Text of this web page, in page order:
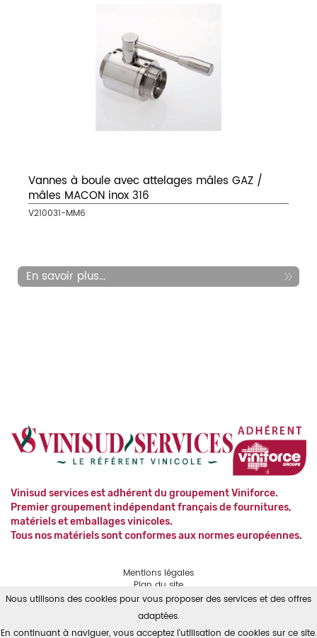
Nous utilisons des cookies pour vous proposer des services et des offres
adaptées.
En continuant à naviguer, vous acceptez l'utilisation de cookies sur ce site.
Vannes à boule avec attelages mâles GAZ /
mâles MACON inox 316
V210031-MM6
En savoir plus...
Vinisud services est adhérent du groupement Viniforce.
Premier groupement indépendant français de fournitures,
matériels et emballages vinicoles.
Tous nos matériels sont conformes aux normes européennes.
Mentions légales
Plan du site
Contact
RGPD